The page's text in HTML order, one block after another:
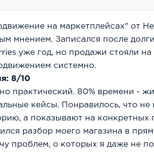
на маркетплейсах" от
мнением. Записался после
уже год, но продажи стояли на
системно.
8/10
практический. 80% времени -
кейсы. Понравилось, что не
а показывают на конкретных
разбор моего магазина в
проблем, о которых я даже не